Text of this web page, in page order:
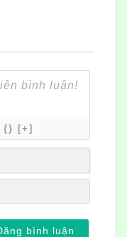
{} [+]